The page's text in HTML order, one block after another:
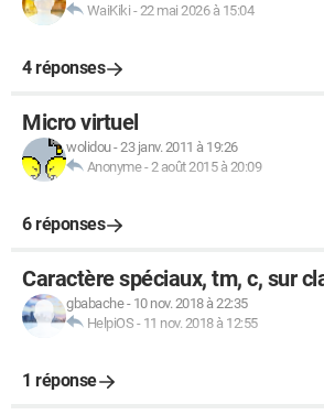
WaiKiki -22 mai 2026 à 15:04
4 réponses
Micro virtuel
wolidou-23 janv. 2011 à 19:26
Anonyme-2 août 2015 à 20:09
6 réponses
Caractère spéciaux, tm, c, sur
gbabache- 10 nov. 2018 à 22:35
HelpiOS - 11 nov. 2018 à 12:55
1 réponse